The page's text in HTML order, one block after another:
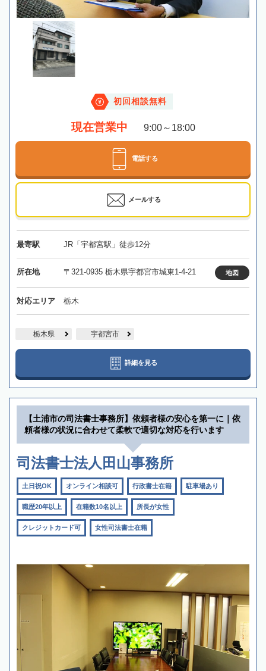
初回相談無料
現在営業中 9:00～18:00
電話する
メールする
最寄駅 JR「宇都宮駅」徒歩12分
所在地 〒321-0935 栃木県宇都宮市城東1-4-21 地図
対応エリア 栃木
栃木県 宇都宮市
詳細を見る
【土浦市の司法書士事務所】依頼者様の安心を第一に｜依
頼者様の状況に合わせて柔軟で適切な対応を行います
司法書士法人田山事務所
土日祝OK オンライン相談可 行政書士在籍 駐車場あり
職歴20年以上 在籍数10名以上 所長が女性
クレジットカード可 女性司法書士在籍